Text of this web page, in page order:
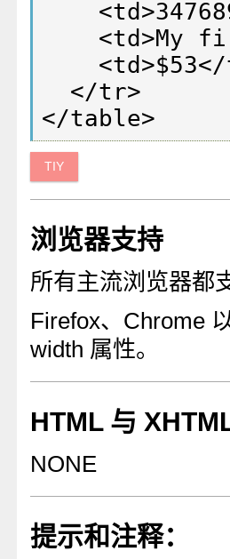
TIY
浏览器支持
所有主流浏览器都
Firefox、Chrome
width 属性。
HTML 与
NONE
提示和注释：